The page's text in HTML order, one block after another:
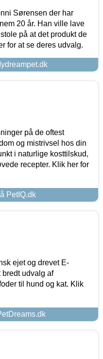
Sørensen der har
20 år. Han ville lave
på at det produkt de
for at se deres udvalg.
på de oftest
og mistrivsel hos din
i naturlige kosttilskud,
recepter. Klik her for
PetIQ.dk
ejet og drevet E-
udvalg af
til hund og kat. Klik